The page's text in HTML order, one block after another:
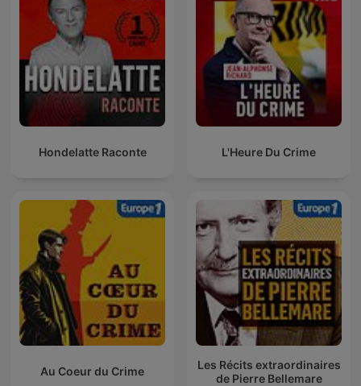
Hondelatte Raconte L'Heure Du Crime
Au Coeur du Crime
Les Récits extraordinaires
de Pierre Bellemare